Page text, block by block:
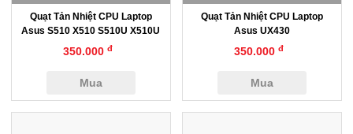
Quạt Tản Nhiệt CPU Laptop
Asus S510 X510 S510U X510U
350.000đ
Mua
Quạt Tản Nhiệt CPU Laptop
Asus UX430
350.000đ
Mua